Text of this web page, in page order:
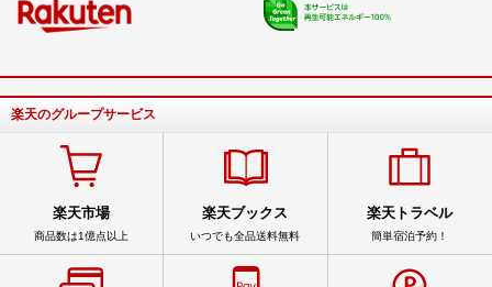
楽天のグループサービス
楽天市場
商品数は1億点以上
楽天ブックス
いつでも全品送料無料
楽天トラベル
簡単宿泊予約！